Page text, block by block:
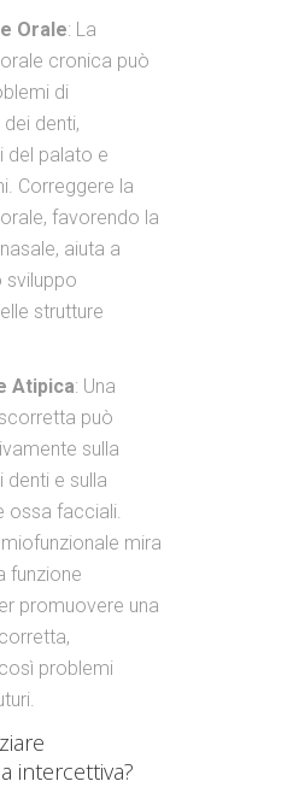
Orale: La
cronica può
di
denti,
del palato e
Correggere la
favorendo la
aiuta a
sviluppo
strutture
Atipica: Una
può
sulla
denti e sulla
ossa facciali.
mira
funzione
promuovere una
problemi
intercettiva?